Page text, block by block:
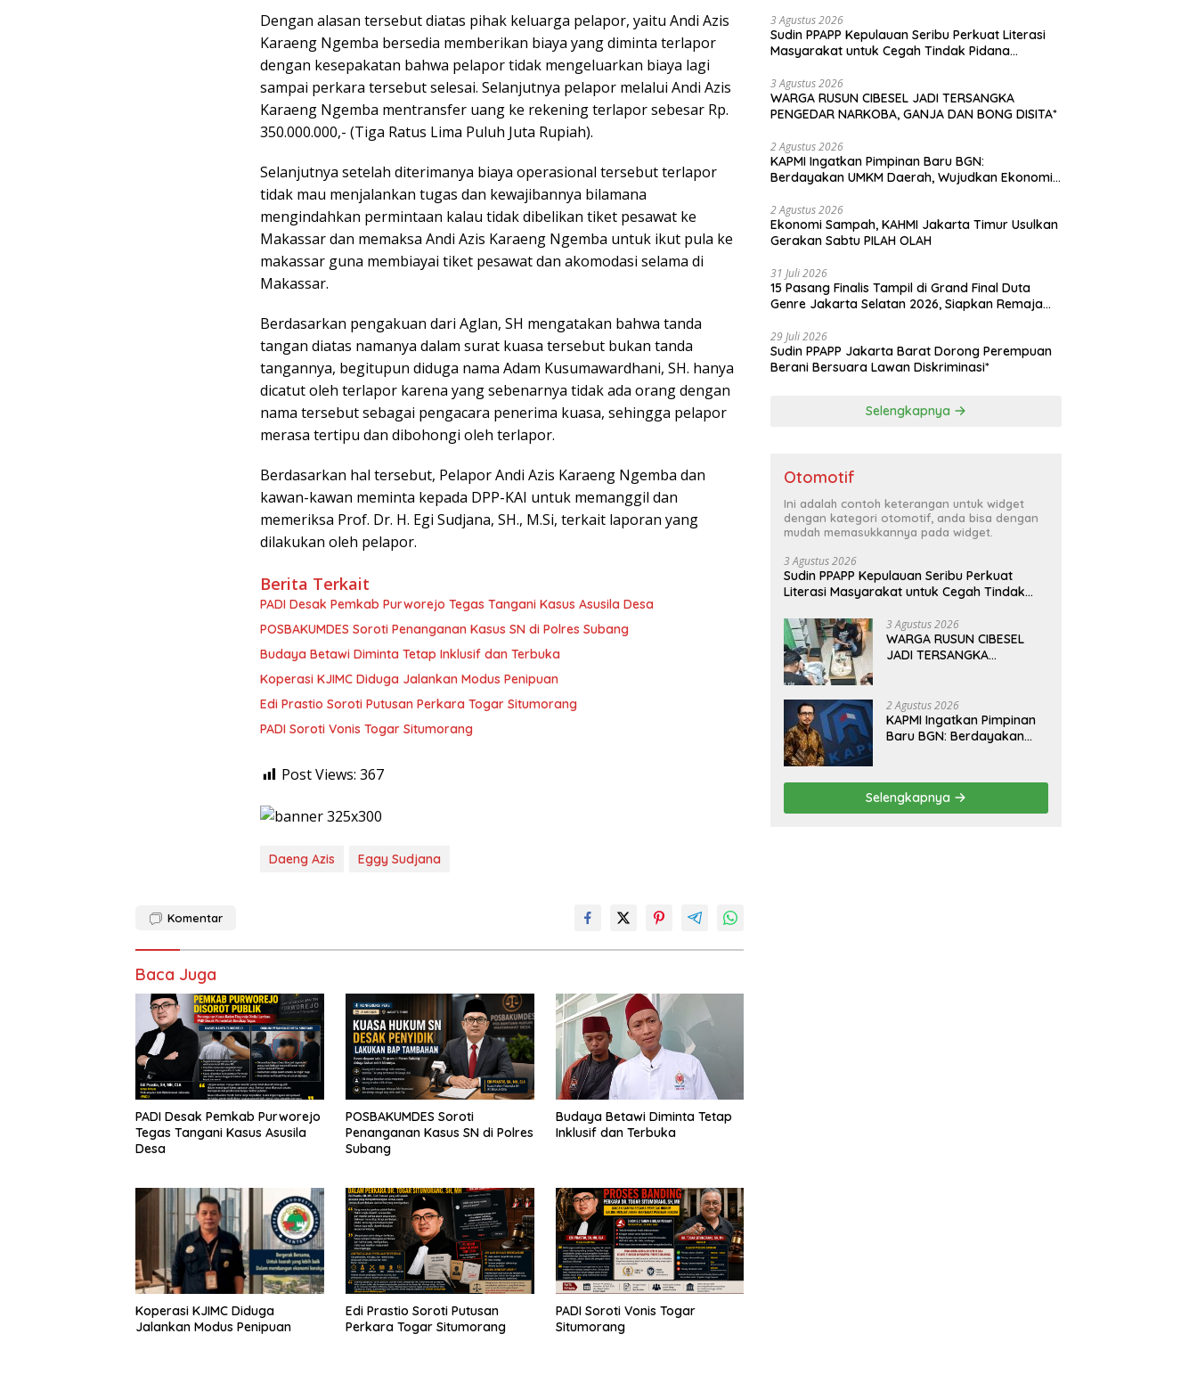
Dengan alasan tersebut diatas pihak keluarga pelapor, yaitu Andi Azis
Karaeng Ngemba bersedia memberikan biaya yang diminta terlapor
dengan kesepakatan bahwa pelapor tidak mengeluarkan biaya lagi
sampai perkara tersebut selesai. Selanjutnya pelapor melalui Andi Azis
Karaeng Ngemba mentransfer uang ke rekening terlapor sebesar Rp.
350.000.000,- (Tiga Ratus Lima Puluh Juta Rupiah).
Selanjutnya setelah diterimanya biaya operasional tersebut terlapor
tidak mau menjalankan tugas dan kewajibannya bilamana
mengindahkan permintaan kalau tidak dibelikan tiket pesawat ke
Makassar dan memaksa Andi Azis Karaeng Ngemba untuk ikut pula ke
makassar guna membiayai tiket pesawat dan akomodasi selama di
Makassar.
Berdasarkan pengakuan dari Aglan, SH mengatakan bahwa tanda
tangan diatas namanya dalam surat kuasa tersebut bukan tanda
tangannya, begitupun diduga nama Adam Kusumawardhani, SH. hanya
dicatut oleh terlapor karena yang sebenarnya tidak ada orang dengan
nama tersebut sebagai pengacara penerima kuasa, sehingga pelapor
merasa tertipu dan dibohongi oleh terlapor.
Berdasarkan hal tersebut, Pelapor Andi Azis Karaeng Ngemba dan
kawan-kawan meminta kepada DPP-KAI untuk memanggil dan
memeriksa Prof. Dr. H. Egi Sudjana, SH., M.Si, terkait laporan yang
dilakukan oleh pelapor.
Berita Terkait
PADI Desak Pemkab Purworejo Tegas Tangani Kasus Asusila Desa
POSBAKUMDES Soroti Penanganan Kasus SN di Polres Subang
Budaya Betawi Diminta Tetap Inklusif dan Terbuka
Koperasi KJIMC Diduga Jalankan Modus Penipuan
Edi Prastio Soroti Putusan Perkara Togar Situmorang
PADI Soroti Vonis Togar Situmorang
Post Views: 367
Daeng Azis Eggy Sudjana
Komentar
Baca Juga
PADI Desak Pemkab Purworejo
Tegas Tangani Kasus Asusila
Desa
POSBAKUMDES Soroti
Penanganan Kasus SN di Polres
Subang
Budaya Betawi Diminta Tetap
Inklusif dan Terbuka
Koperasi KJIMC Diduga
Jalankan Modus Penipuan
Edi Prastio Soroti Putusan
Perkara Togar Situmorang
PADI Soroti Vonis Togar
Situmorang
3 Agustus 2026
Sudin PPAPP Kepulauan Seribu Perkuat Literasi
Masyarakat untuk Cegah Tindak Pidana
3 Agustus 2026
WARGA RUSUN CIBESEL JADI TERSANGKA
PENGEDAR NARKOBA, GANJA DAN BONG DISITA*
2 Agustus 2026
KAPMI Ingatkan Pimpinan Baru BGN:
Berdayakan UMKM Daerah, Wujudkan Ekonomi
2 Agustus 2026
Ekonomi Sampah, KAHMI Jakarta Timur Usulkan
Gerakan Sabtu PILAH OLAH
31 Juli 2026
15 Pasang Finalis Tampil di Grand Final Duta
Genre Jakarta Selatan 2026, Siapkan Remaja
29 Juli 2026
Sudin PPAPP Jakarta Barat Dorong Perempuan
Berani Bersuara Lawan Diskriminasi*
Selengkapnya
Otomotif
Ini adalah contoh keterangan untuk widget
dengan kategori otomotif, anda bisa dengan
mudah memasukkannya pada widget.
3 Agustus 2026
Sudin PPAPP Kepulauan Seribu Perkuat
Literasi Masyarakat untuk Cegah Tindak
3 Agustus 2026
WARGA RUSUN CIBESEL
JADI TERSANGKA
2 Agustus 2026
KAPMI Ingatkan Pimpinan
Baru BGN: Berdayakan
Selengkapnya